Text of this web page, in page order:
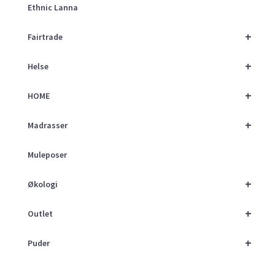
Ethnic Lanna
+
Fairtrade
+
Helse
+
HOME
+
Madrasser
Muleposer
+
Økologi
+
Outlet
+
Puder